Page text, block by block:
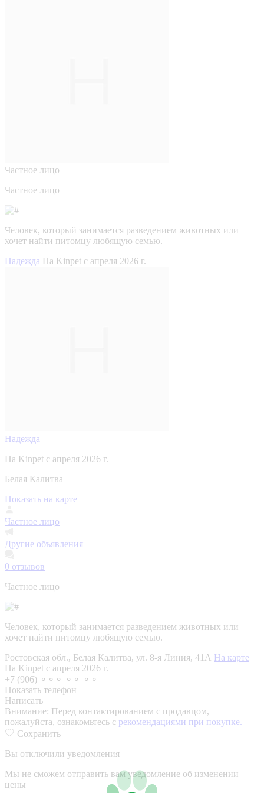
Частное лицо
Частное лицо
Человек, который занимается разведением животных или
хочет найти питомцу любящую семью.
Надежда На Kinpet c апреля 2026 г.
Надежда
На Kinpet c апреля 2026 г.
Белая Калитва
Показать на карте
Частное лицо
Другие объявления
0 отзывов
Частное лицо
Человек, который занимается разведением животных или
хочет найти питомцу любящую семью.
Ростовская обл., Белая Калитва, ул. 8-я Линия, 41А На карте
На Kinpet c апреля 2026 г.
+7 (906) ⚬⚬⚬ ⚬⚬ ⚬⚬
Показать телефон
Написать
Внимание: Перед контактированием с продавцом,
пожалуйста, ознакомьтесь с рекомендациями при покупке.
Сохранить
Вы отключили уведомления
Мы не сможем отправить вам уведомление об изменении
цены